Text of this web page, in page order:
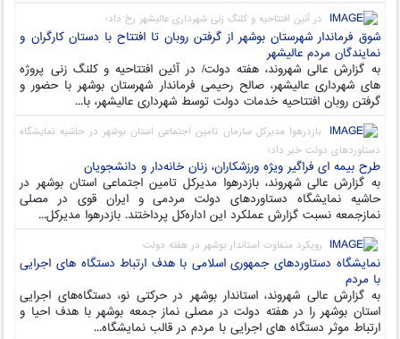
در آئین افتتاحیه و کلنگ زنی شهرداری عالیشهر رخ داد؛
شوق فرماندار شهرستان بوشهر از گرفتن روبان تا افتتاح با دستان کارگران و
نمایندگان مردم عالیشهر
به گزارش عالی شهروند، هفته دولت/ در آئین افتتاحیه و کلنگ زنی پروژه
های شهرداری عالیشهر، صالح رحیمی فرماندار شهرستان بوشهر با حضور و
گرفتن روبان افتتاحیه خدمات دولت توسط شهرداری عالیشهر، با...
بازدرهوا مدیرکل سازمان تامین اجتماعی استان بوشهر در حاشیه نمایشگاه
دستاوردهای دولت خبر داد؛
طرح بیمه ای فراگیر ویژه ورزشکاران، زنان خانه‌دار و دانشجویان
به گزارش عالی شهروند، بازدرهوا مدیرکل تامین اجتماعی استان بوشهر در
حاشیه نمایشگاه دستاوردهای دولت مردمی و ایران قوی در مصلی
نمازجمعه نسبت گزارش عملکرد این اداره‌کل پرداختند. بازدرهوا مدیرکل...
رویکرد متفاوت استاندار بوشهر در هفته دولت
نمایشگاه دستاوردهای جمهوری اسلامی با هدف ارتباط دستگاه های اجرایی
با مردم
به گزارش عالی شهروند، استاندار بوشهر در حرکتی نو، دستگاه‌های اجرایی
استان بوشهر را در هفته دولت در مصلی نماز جمعه بوشهر با هدف احیا و
ارتباط موثر دستگاه های اجرایی با مردم در قالب نمایشگاه...